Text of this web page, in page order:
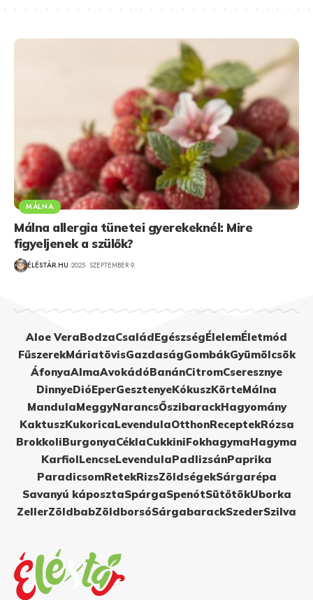
MÁLNA
Málna allergia tünetei gyerekeknél: Mire
figyeljenek a szülők?
ÉLÉSTÁR.HU 2025. SZEPTEMBER 9.
Aloe VeraBodzaCsaládEgészségÉlelemÉletmód
FűszerekMáriatövisGazdaságGombákGyümölcsök
ÁfonyaAlmaAvokádóBanánCitromCseresznye
DinnyeDióEperGesztenyeKókuszKörteMálna
MandulaMeggyNarancsŐszibarackHagyomány
KaktuszKukoricaLevendulaOtthonReceptekRózsa
BrokkoliBurgonyaCéklaCukkiniFokhagymaHagyma
KarfiolLencseLevendulaPadlizsánPaprika
ParadicsomRetekRizsZöldségekSárgarépa
Savanyú káposztaSpárgaSpenótSütőtökUborka
ZellerZöldbabZöldborsóSárgabarackSzederSzilva